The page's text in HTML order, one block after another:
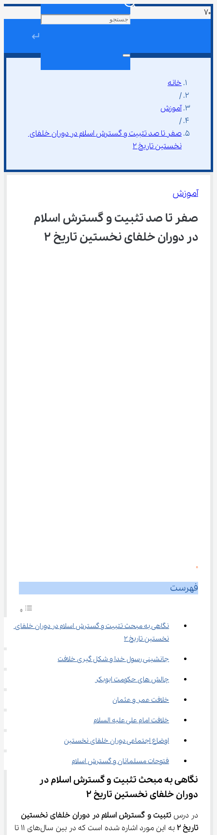
↵
خانه
/
آموزش
/
صفر تا صد تثبیت و گسترش اسلام در دوران خلفای
نخستین تاریخ ۲
آموزش
صفر تا صد تثبیت و گسترش اسلام
در دوران خلفای نخستین تاریخ ۲
0
فهرست
نگاهی به مبحث تثبیت و گسترش اسلام در دوران خلفای
نخستین تاریخ ۲
جانشینی رسول خدا و شکل گیری خلافت
چالش های حکومت ابوبکر
خلافت عمر و عثمان
خلافت امام علی علیه السلام
اوضاع اجتماعی دوران خلفای نخستین
فتوحات مسلمانان و گسترش اسلام
نگاهی به مبحث تثبیت و گسترش اسلام در
دوران خلفای نخستین تاریخ ۲
در درس تثبیت و گسترش اسلام در دوران خلفای نخستین
تاریخ ۲
به این مورد اشاره شده است که در بین سال‌های ۱۱ تا